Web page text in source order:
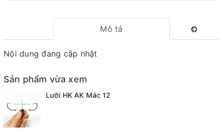
Mô tả
Nội dung đang cập nhật
Sản phẩm vừa xem
Lưỡi HK AK Mác 12